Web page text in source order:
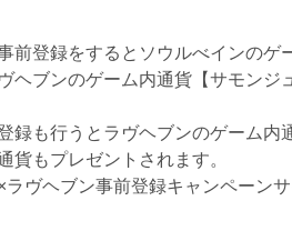
前登録をするとソウルべインのゲ
ヘブンのゲーム内通貨【サモンジ
録も行うとラヴヘブンのゲーム内
貨もプレゼントされます。
ヴヘブン事前登録キャンペーン